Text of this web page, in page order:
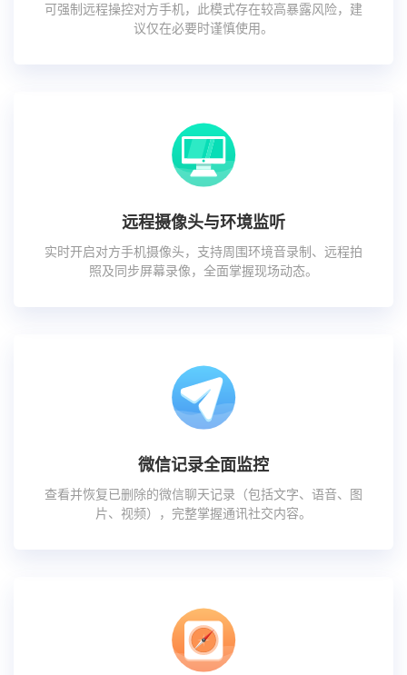
可强制远程操控对方手机，此模式存在较高暴露风险，建
议仅在必要时谨慎使用。
远程摄像头与环境监听
实时开启对方手机摄像头，支持周围环境音录制、远程拍
照及同步屏幕录像，全面掌握现场动态。
微信记录全面监控
查看并恢复已删除的微信聊天记录（包括文字、语音、图
片、视频），完整掌握通讯社交内容。